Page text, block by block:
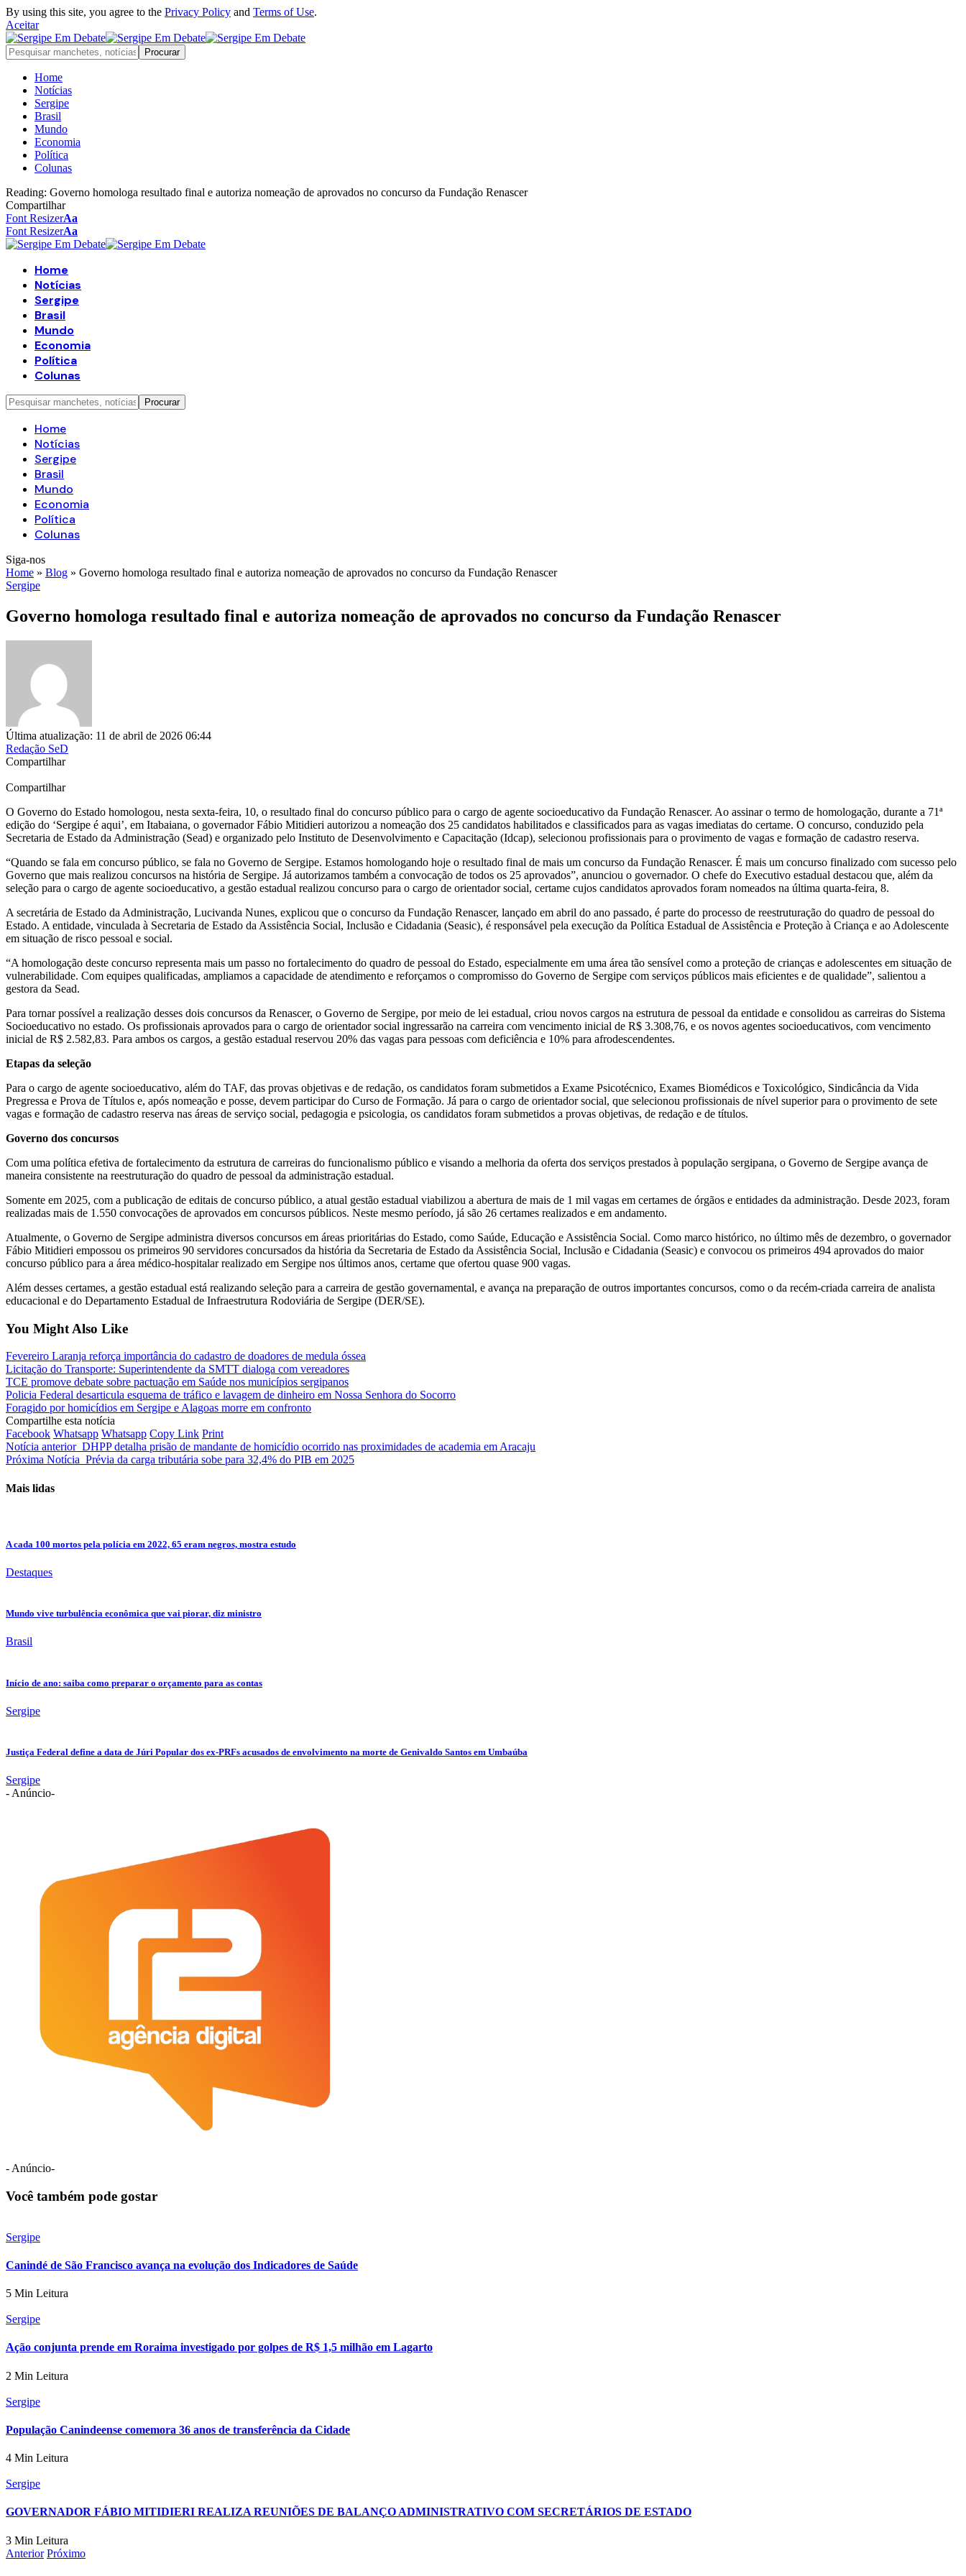
By using this site, you agree to the Privacy Policy and Terms of Use.
Aceitar
Home
Notícias
Sergipe
Brasil
Mundo
Economia
Política
Colunas
Reading: Governo homologa resultado final e autoriza nomeação de aprovados no concurso da Fundação Renascer
Compartilhar
Font ResizerAa
Font ResizerAa
Home
Notícias
Sergipe
Brasil
Mundo
Economia
Política
Colunas
Home
Notícias
Sergipe
Brasil
Mundo
Economia
Política
Colunas
Siga-nos
Home » Blog » Governo homologa resultado final e autoriza nomeação de aprovados no concurso da Fundação Renascer
Sergipe
Governo homologa resultado final e autoriza nomeação de aprovados no concurso da Fundação Renascer
Última atualização: 11 de abril de 2026 06:44
Redação SeD
Compartilhar
Compartilhar
O Governo do Estado homologou, nesta sexta-feira, 10, o resultado final do concurso público para o cargo de agente socioeducativo da Fundação Renascer. Ao assinar o termo de homologação, durante a 71ª
edição do ‘Sergipe é aqui’, em Itabaiana, o governador Fábio Mitidieri autorizou a nomeação dos 25 candidatos habilitados e classificados para as vagas imediatas do certame. O concurso, conduzido pela
Secretaria de Estado da Administração (Sead) e organizado pelo Instituto de Desenvolvimento e Capacitação (Idcap), selecionou profissionais para o provimento de vagas e formação de cadastro reserva.
“Quando se fala em concurso público, se fala no Governo de Sergipe. Estamos homologando hoje o resultado final de mais um concurso da Fundação Renascer. É mais um concurso finalizado com sucesso pelo
Governo que mais realizou concursos na história de Sergipe. Já autorizamos também a convocação de todos os 25 aprovados”, anunciou o governador. O chefe do Executivo estadual destacou que, além da
seleção para o cargo de agente socioeducativo, a gestão estadual realizou concurso para o cargo de orientador social, certame cujos candidatos aprovados foram nomeados na última quarta-feira, 8.
A secretária de Estado da Administração, Lucivanda Nunes, explicou que o concurso da Fundação Renascer, lançado em abril do ano passado, é parte do processo de reestruturação do quadro de pessoal do
Estado. A entidade, vinculada à Secretaria de Estado da Assistência Social, Inclusão e Cidadania (Seasic), é responsável pela execução da Política Estadual de Assistência e Proteção à Criança e ao Adolescente
em situação de risco pessoal e social.
“A homologação deste concurso representa mais um passo no fortalecimento do quadro de pessoal do Estado, especialmente em uma área tão sensível como a proteção de crianças e adolescentes em situação de
vulnerabilidade. Com equipes qualificadas, ampliamos a capacidade de atendimento e reforçamos o compromisso do Governo de Sergipe com serviços públicos mais eficientes e de qualidade”, salientou a
gestora da Sead.
Para tornar possível a realização desses dois concursos da Renascer, o Governo de Sergipe, por meio de lei estadual, criou novos cargos na estrutura de pessoal da entidade e consolidou as carreiras do Sistema
Socioeducativo no estado. Os profissionais aprovados para o cargo de orientador social ingressarão na carreira com vencimento inicial de R$ 3.308,76, e os novos agentes socioeducativos, com vencimento
inicial de R$ 2.582,83. Para ambos os cargos, a gestão estadual reservou 20% das vagas para pessoas com deficiência e 10% para afrodescendentes.
Etapas da seleção
Para o cargo de agente socioeducativo, além do TAF, das provas objetivas e de redação, os candidatos foram submetidos a Exame Psicotécnico, Exames Biomédicos e Toxicológico, Sindicância da Vida
Pregressa e Prova de Títulos e, após nomeação e posse, devem participar do Curso de Formação. Já para o cargo de orientador social, que selecionou profissionais de nível superior para o provimento de sete
vagas e formação de cadastro reserva nas áreas de serviço social, pedagogia e psicologia, os candidatos foram submetidos a provas objetivas, de redação e de títulos.
Governo dos concursos
Com uma política efetiva de fortalecimento da estrutura de carreiras do funcionalismo público e visando a melhoria da oferta dos serviços prestados à população sergipana, o Governo de Sergipe avança de
maneira consistente na reestruturação do quadro de pessoal da administração estadual.
Somente em 2025, com a publicação de editais de concurso público, a atual gestão estadual viabilizou a abertura de mais de 1 mil vagas em certames de órgãos e entidades da administração. Desde 2023, foram
realizadas mais de 1.550 convocações de aprovados em concursos públicos. Neste mesmo período, já são 26 certames realizados e em andamento.
Atualmente, o Governo de Sergipe administra diversos concursos em áreas prioritárias do Estado, como Saúde, Educação e Assistência Social. Como marco histórico, no último mês de dezembro, o governador
Fábio Mitidieri empossou os primeiros 90 servidores concursados da história da Secretaria de Estado da Assistência Social, Inclusão e Cidadania (Seasic) e convocou os primeiros 494 aprovados do maior
concurso público para a área médico-hospitalar realizado em Sergipe nos últimos anos, certame que ofertou quase 900 vagas.
Além desses certames, a gestão estadual está realizando seleção para a carreira de gestão governamental, e avança na preparação de outros importantes concursos, como o da recém-criada carreira de analista
educacional e do Departamento Estadual de Infraestrutura Rodoviária de Sergipe (DER/SE).
You Might Also Like
Fevereiro Laranja reforça importância do cadastro de doadores de medula óssea
Licitação do Transporte: Superintendente da SMTT dialoga com vereadores
TCE promove debate sobre pactuação em Saúde nos municípios sergipanos
Policia Federal desarticula esquema de tráfico e lavagem de dinheiro em Nossa Senhora do Socorro
Foragido por homicídios em Sergipe e Alagoas morre em confronto
Compartilhe esta notícia
Facebook Whatsapp Whatsapp Copy Link Print
Notícia anterior DHPP detalha prisão de mandante de homicídio ocorrido nas proximidades de academia em Aracaju
Próxima Notícia Prévia da carga tributária sobe para 32,4% do PIB em 2025
Mais lidas
A cada 100 mortos pela polícia em 2022, 65 eram negros, mostra estudo
Destaques
Mundo vive turbulência econômica que vai piorar, diz ministro
Brasil
Início de ano: saiba como preparar o orçamento para as contas
Sergipe
Justiça Federal define a data de Júri Popular dos ex-PRFs acusados de envolvimento na morte de Genivaldo Santos em Umbaúba
Sergipe
- Anúncio-
- Anúncio-
Você também pode gostar
Sergipe
Canindé de São Francisco avança na evolução dos Indicadores de Saúde
5 Min Leitura
Sergipe
Ação conjunta prende em Roraima investigado por golpes de R$ 1,5 milhão em Lagarto
2 Min Leitura
Sergipe
População Canindeense comemora 36 anos de transferência da Cidade
4 Min Leitura
Sergipe
GOVERNADOR FÁBIO MITIDIERI REALIZA REUNIÕES DE BALANÇO ADMINISTRATIVO COM SECRETÁRIOS DE ESTADO
3 Min Leitura
Anterior Próximo